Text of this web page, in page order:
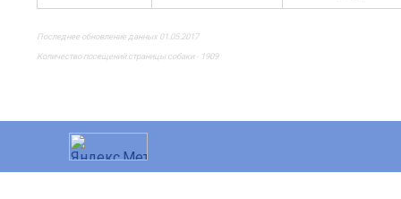
Последнее обновление данных 01.05.2017
Количество посещений страницы собаки - 1909